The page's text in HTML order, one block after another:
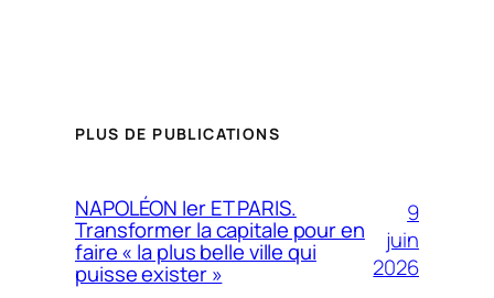
PLUS DE PUBLICATIONS
NAPOLÉON Ier ET PARIS.
Transformer la capitale pour en
faire « la plus belle ville qui
puisse exister »
9
juin
2026